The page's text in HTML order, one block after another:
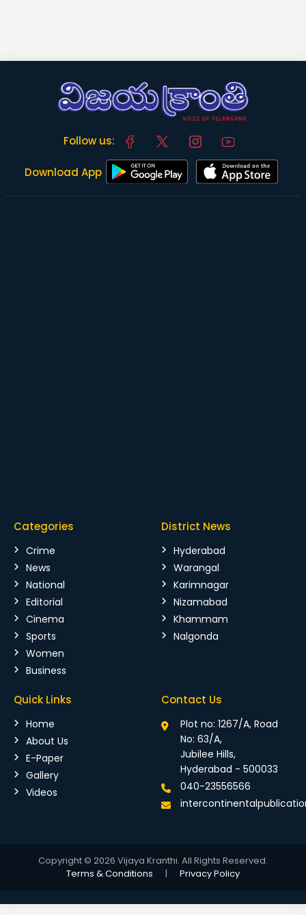
Follow us:
Download App
Categories
Crime
News
National
Editorial
Cinema
Sports
Women
Business
District News
Hyderabad
Warangal
Karimnagar
Nizamabad
Khammam
Nalgonda
Quick Links
Home
About Us
E-Paper
Gallery
Videos
Contact Us
Plot no: 1267/A, Road
No: 63/A,
Jubilee Hills,
Hyderabad - 500033
040-23556566
Copyright © 2026 Vijaya Kranthi. All Rights Reserved.
Terms & Conditions
| Privacy Policy